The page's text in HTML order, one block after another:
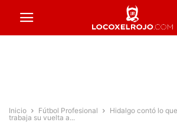
Inicio Fútbol Profesional
Hidalgo contó lo
trabaja su vuelta a...